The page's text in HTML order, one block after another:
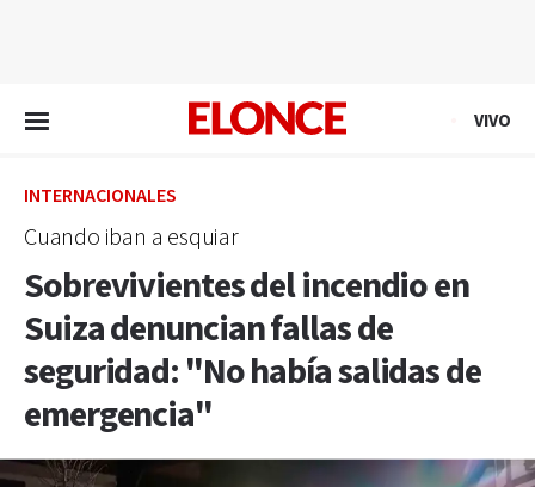
VIVO
INTERNACIONALES
Cuando iban a esquiar
Sobrevivientes del incendio en
Suiza denuncian fallas de
seguridad: "No había salidas de
emergencia"